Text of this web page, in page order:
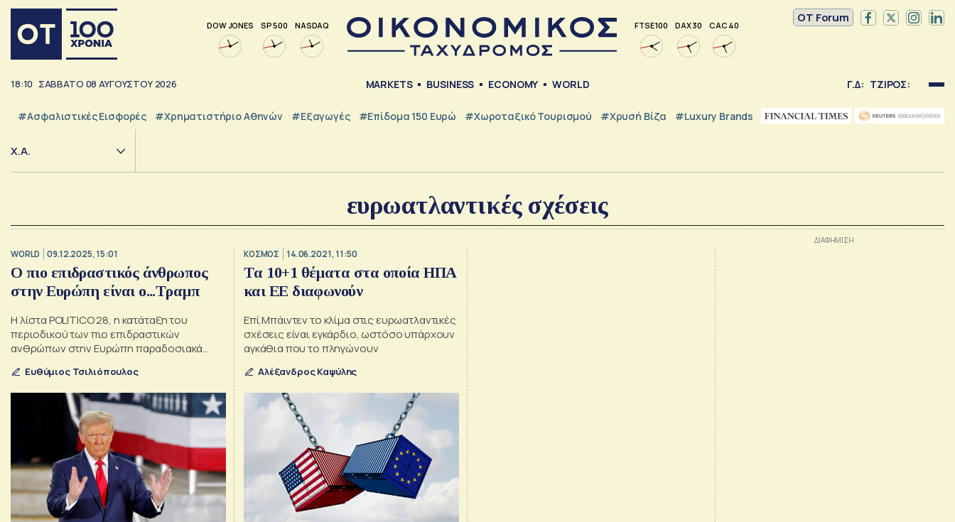
DOW JONES SP 500 NASDAQ FTSE 100 DAX 30 CAC 40
OT Forum
18:10 ΣΑΒΒΑΤΟ 08 ΑΥΓΟΥΣΤΟΥ 2026 MARKETS BUSINESS ECONOMY WORLD Γ.Δ: ΤΖΙΡΟΣ:
#Ασφαλιστικές Εισφορές #Χρηματιστήριο Αθηνών #εξαγωγές #Επίδομα 150 Ευρώ #Χωροταξικό Τουρισμού #Χρυσή Βίζα #luxury Brands
Χ.Α.
ευρωατλαντικές σχέσεις
WORLD 09.12.2025, 15:01
Ο πιο επιδραστικός άνθρωπος
στην Ευρώπη είναι ο...Τραμπ
Η λίστα POLITICO 28, η κατάταξη του
περιοδικού των πιο επιδραστικών
ανθρώπων στην Ευρώπη παραδοσιακά
το 2026 έσπασε τον κανόνα
Ευθύμιος Τσιλιόπουλος
ΚΟΣΜΟΣ 14.06.2021, 11:50
Tα 10+1 θέματα στα οποία ΗΠΑ
και ΕΕ διαφωνούν
Επί Μπάιντεν το κλίμα στις ευρωατλαντικές
σχέσεις είναι εγκάρδιο, ωστόσο υπάρχουν
αγκάθια που το πληγώνουν
Αλέξανδρος Καψύλης